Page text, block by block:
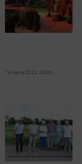
14 июль 2024, 09:06